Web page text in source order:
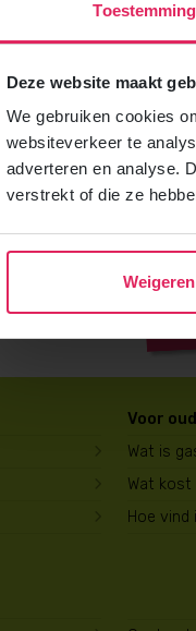
Toestemming
Deze website maakt
We gebruiken cookies
websiteverkeer te
adverteren en analyse.
verstrekt of die ze
Weigeren
Voor
Wat is
Wat kost
Hoe vind